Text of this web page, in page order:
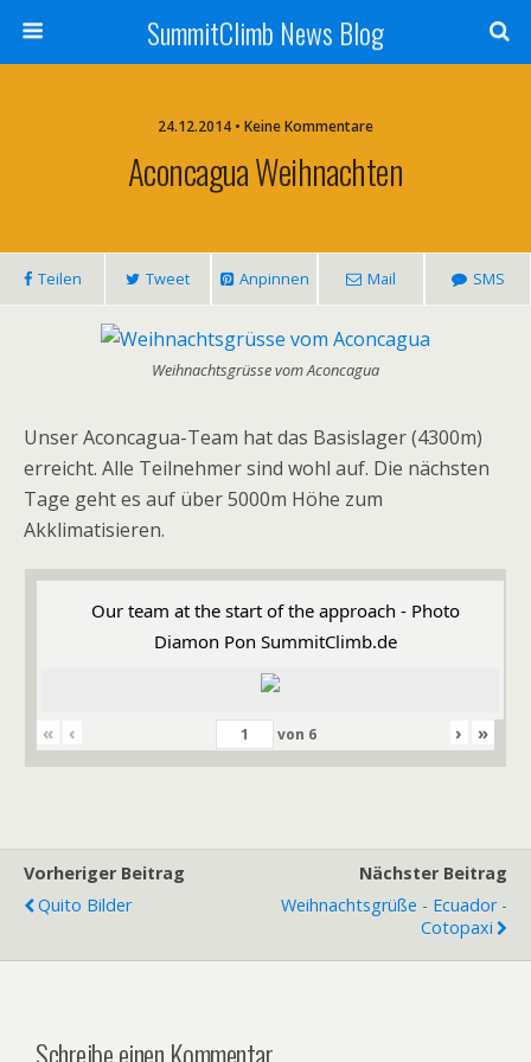
SummitClimb News Blog
24.12.2014 • Keine Kommentare
Aconcagua Weihnachten
Teilen Tweet Anpinnen Mail SMS
Weihnachtsgrüsse vom Aconcagua
Unser Aconcagua-Team hat das Basislager (4300m)
erreicht. Alle Teilnehmer sind wohl auf. Die nächsten
Tage geht es auf über 5000m Höhe zum
Akklimatisieren.
Our team at the start of the approach - Photo
Diamon Pon SummitClimb.de
« ‹ von 6 › »
Vorheriger Beitrag
Quito Bilder
Nächster Beitrag
Weihnachtsgrüße - Ecuador -
Cotopaxi